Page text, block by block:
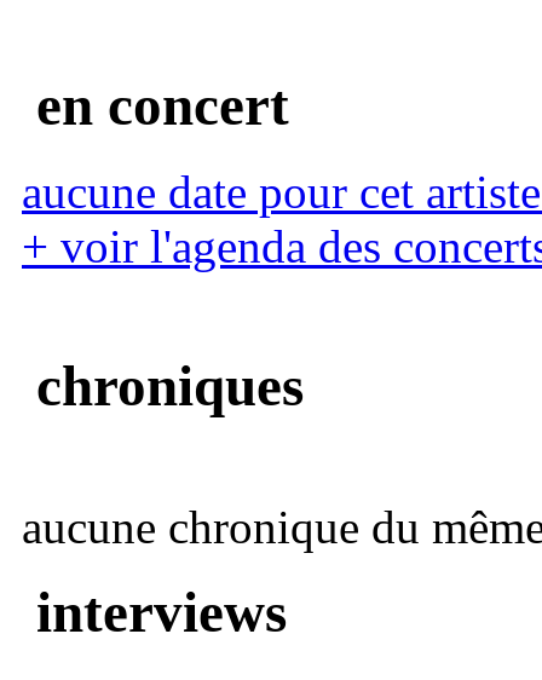
en concert
aucune date pour cet
+ voir l'agenda des
chroniques
aucune chronique du
interviews